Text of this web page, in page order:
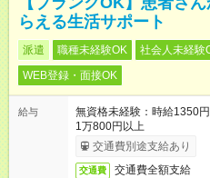
らえる生活サポート
派遣 職種未経験OK 社会人未経験
WEB登録・面接OK
給与
無資格未経験：時給
1万800円以上
交通費別途支給あり
交通費 交通費全額支給